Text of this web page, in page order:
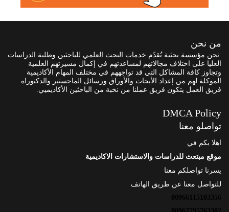
من نحن
نحن مؤسسة بحثية تُقدّم خدمات البحث العلمي للباحثين وطلبة الدراسات
العليا على اختلاف مجالاتهم لمساعدتهم في إكمال مسيرتهم العلمية
وتجاوز كافة المشاكل التي قد تواجههم في مختلف المهام الأكاديمية
الموكلة لهم من إعداد الأبحاث والأوراق ورسائل الماجستير والدكتوراه
فريق العمل يتكون فريق عملنا من نخبة من الباحثين الأكاديميي.
DMCA Policy
تواصلو معنا
اهلا بكم في
موقع مبتعث للدراسات والاستشارات الاكاديمية
يسرنا تواصلكم معنا
للتواصل معنا عن طريق الهاتف
00966115103356